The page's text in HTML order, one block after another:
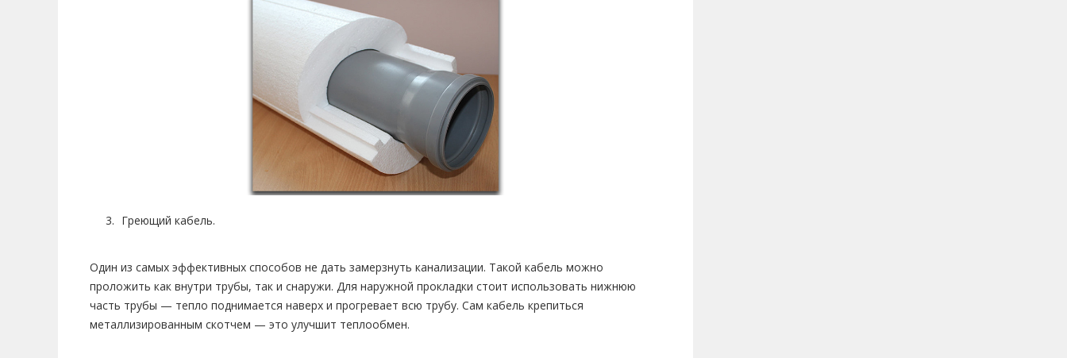
Греющий кабель.
Один из самых эффективных способов не дать замерзнуть канализации. Такой кабель можно
проложить как внутри трубы, так и снаружи. Для наружной прокладки стоит использовать нижнюю
часть трубы — тепло поднимается наверх и прогревает всю трубу. Сам кабель крепиться
металлизированным скотчем — это улучшит теплообмен.